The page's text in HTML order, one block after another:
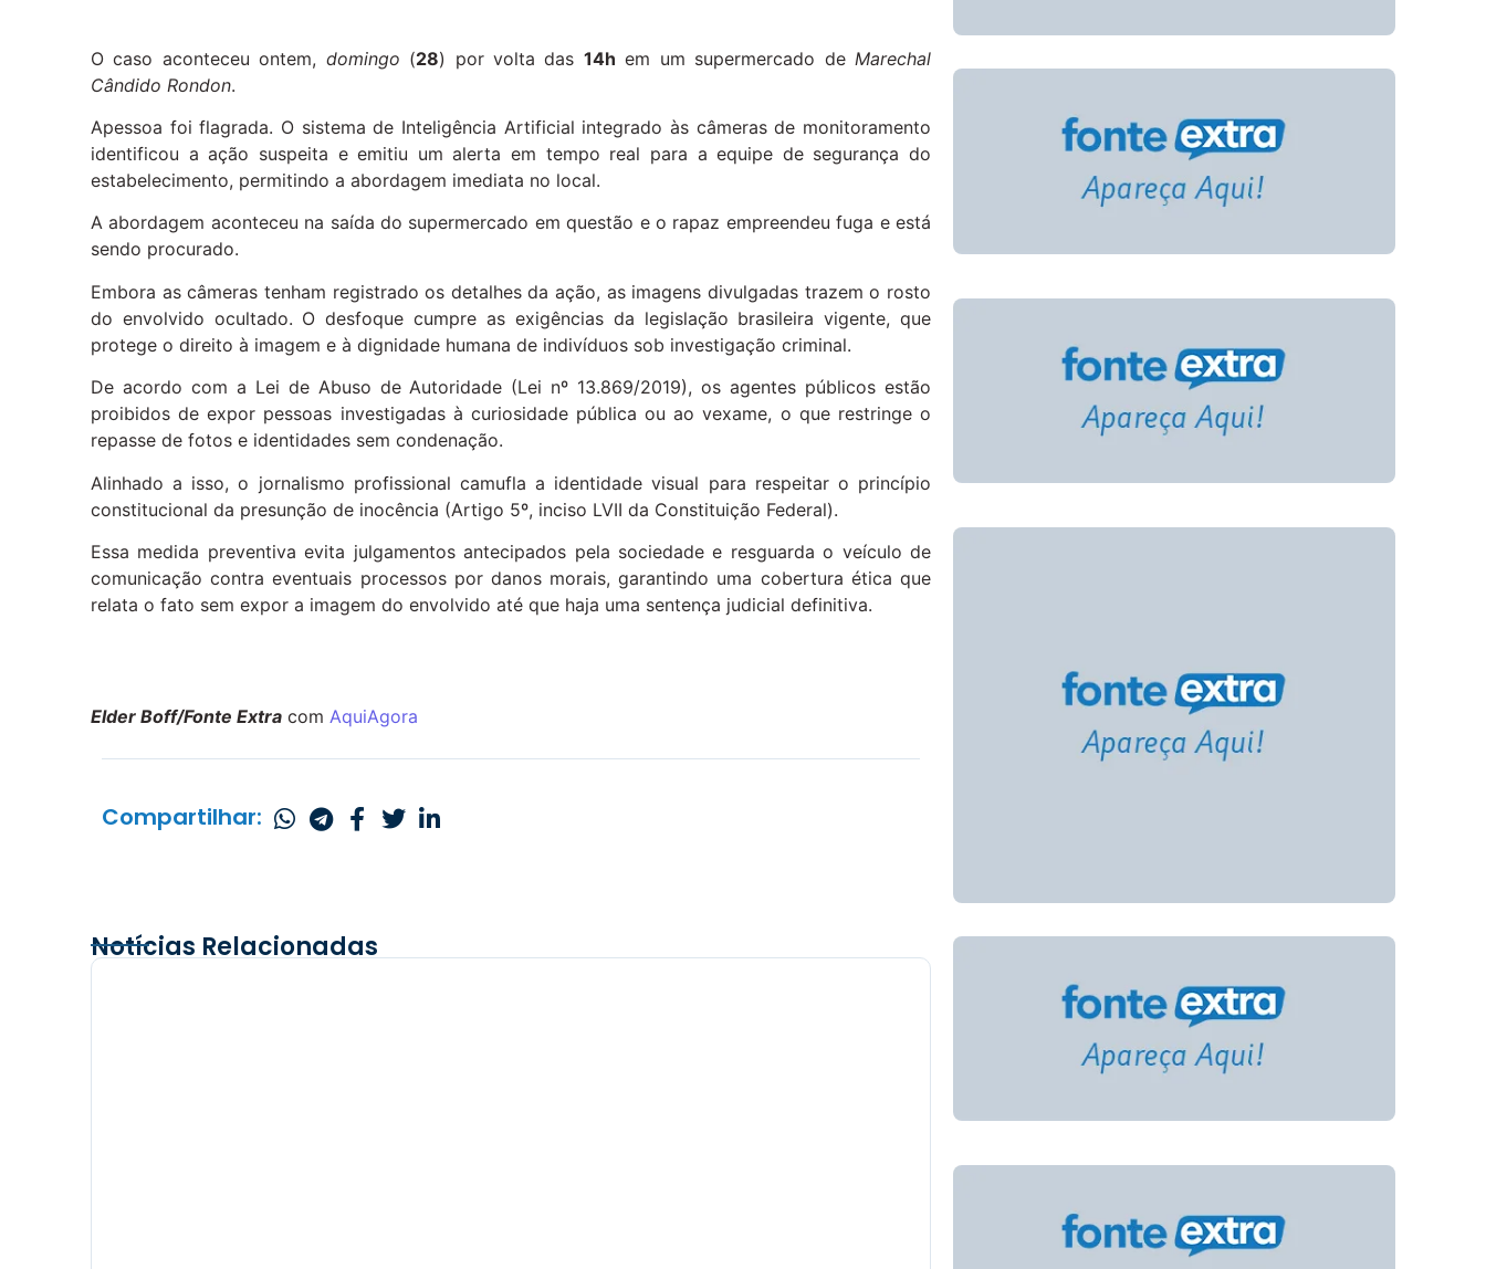
O caso aconteceu ontem, domingo (28) por volta das 14h em um supermercado de Marechal
Cândido Rondon.
Apessoa foi flagrada. O sistema de Inteligência Artificial integrado às câmeras de monitoramento
identificou a ação suspeita e emitiu um alerta em tempo real para a equipe de segurança do
estabelecimento, permitindo a abordagem imediata no local.
A abordagem aconteceu na saída do supermercado em questão e o rapaz empreendeu fuga e está
sendo procurado.
Embora as câmeras tenham registrado os detalhes da ação, as imagens divulgadas trazem o rosto
do envolvido ocultado. O desfoque cumpre as exigências da legislação brasileira vigente, que
protege o direito à imagem e à dignidade humana de indivíduos sob investigação criminal.
De acordo com a Lei de Abuso de Autoridade (Lei nº 13.869/2019), os agentes públicos estão
proibidos de expor pessoas investigadas à curiosidade pública ou ao vexame, o que restringe o
repasse de fotos e identidades sem condenação.
Alinhado a isso, o jornalismo profissional camufla a identidade visual para respeitar o princípio
constitucional da presunção de inocência (Artigo 5º, inciso LVII da Constituição Federal).
Essa medida preventiva evita julgamentos antecipados pela sociedade e resguarda o veículo de
comunicação contra eventuais processos por danos morais, garantindo uma cobertura ética que
relata o fato sem expor a imagem do envolvido até que haja uma sentença judicial definitiva.
Elder Boff/Fonte Extra com AquiAgora
Compartilhar:
Notícias Relacionadas